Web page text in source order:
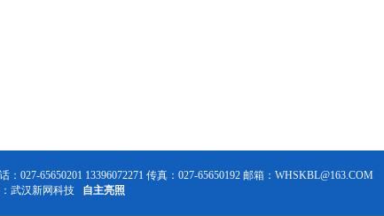
65650201 13396072271 传真：027-65650192 邮箱：WHSKBL@163.COM
武汉新网科技 自主亮照